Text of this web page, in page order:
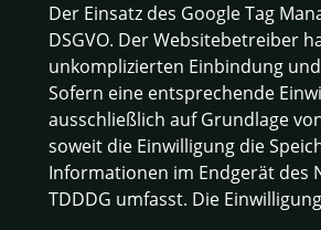
Der Einsatz des Google Tag
DSGVO. Der Websitebetreiber
unkomplizierten Einbindung
Sofern eine entsprechende
ausschließlich auf Grundlage
soweit die Einwilligung die
Informationen im Endgerät des
TDDDG umfasst. Die